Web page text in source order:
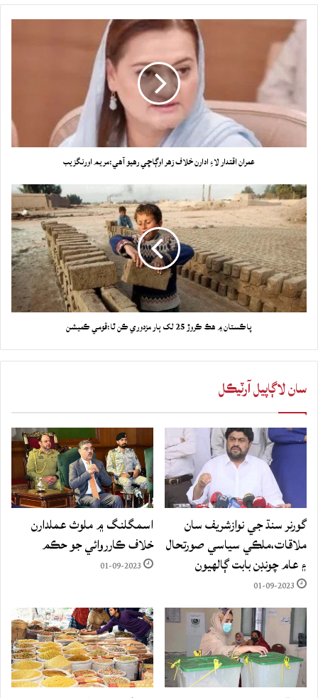
عمران اقتدار لاءِ ادارن خلاف زهر اوڳاڇي رهيو آهي:مريم اورنگزيب
پاڪستان ۾ هڪ ڪروڙ 25 لک ٻار مزدوري ڪن ٿا:قومي ڪميشن
سان لاڳاپيل آرٽيڪل
گورنر سنڌ جي نوازشريف سان
ملاقات،ملڪي سياسي صورتحال
۽ عام چونڊن بابت ڳالهيون
01-09-2023
اسمگلنگ ۾ ملوث عملدارن
خلاف ڪارروائي جو حڪم
01-09-2023